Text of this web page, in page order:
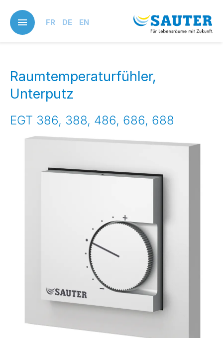
main
content
FR DE EN
Raumtemperaturfühler,
Unterputz
EGT 386, 388, 486, 686, 688